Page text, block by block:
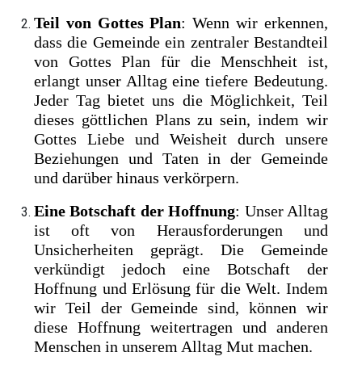
Teil von Gottes Plan: Wenn wir erkennen,
dass die Gemeinde ein zentraler Bestandteil
von Gottes Plan für die Menschheit ist,
erlangt unser Alltag eine tiefere Bedeutung.
Jeder Tag bietet uns die Möglichkeit, Teil
dieses göttlichen Plans zu sein, indem wir
Gottes Liebe und Weisheit durch unsere
Beziehungen und Taten in der Gemeinde
und darüber hinaus verkörpern.
Eine Botschaft der Hoffnung: Unser Alltag
ist oft von Herausforderungen und
Unsicherheiten geprägt. Die Gemeinde
verkündigt jedoch eine Botschaft der
Hoffnung und Erlösung für die Welt. Indem
wir Teil der Gemeinde sind, können wir
diese Hoffnung weitertragen und anderen
Menschen in unserem Alltag Mut machen.